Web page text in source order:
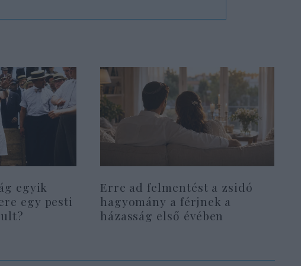
egyik
egy pesti
Erre ad felmentést a zsidó
hagyomány a férjnek a
házasság első évében